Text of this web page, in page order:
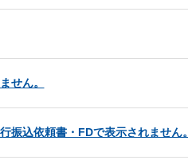
せん。
振込依頼書・FDで表示されません。